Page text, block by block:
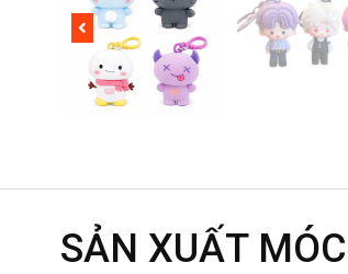
SẢN XUẤT